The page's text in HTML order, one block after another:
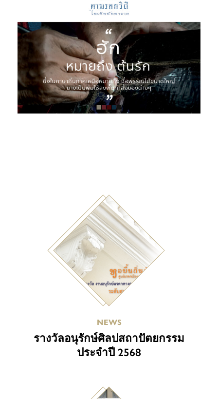
NEWS
รางวัลอนุรักษ์ศิลปสถาปัตยกรรม
ประจำปี 2568